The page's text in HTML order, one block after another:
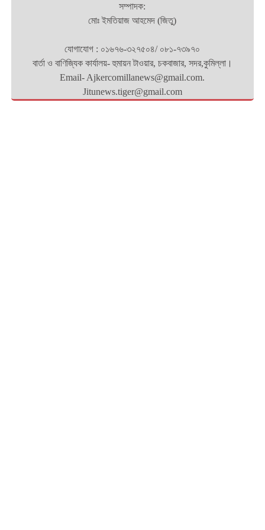
সম্পাদক:
মোঃ ইমতিয়াজ আহমেদ (জিতু)
যোগাযোগ : ০১৬৭৬-৩২৭৫০৪/ ০৮১-৭৩৯৭০
বার্তা ও বাণিজ্যিক কার্যালয়- হুমায়ন টাওয়ার, চকবাজার, সদর,কুমিল্লা।
Email- Ajkercomillanews@gmail.com.
Jitunews.tiger@gmail.com